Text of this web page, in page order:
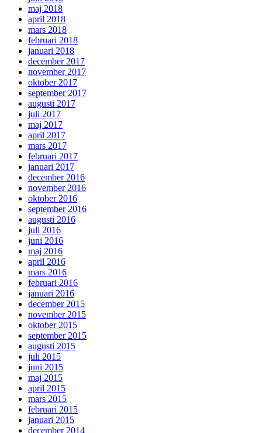
maj 2018
april 2018
mars 2018
februari 2018
januari 2018
december 2017
november 2017
oktober 2017
september 2017
augusti 2017
juli 2017
maj 2017
april 2017
mars 2017
februari 2017
januari 2017
december 2016
november 2016
oktober 2016
september 2016
augusti 2016
juli 2016
juni 2016
maj 2016
april 2016
mars 2016
februari 2016
januari 2016
december 2015
november 2015
oktober 2015
september 2015
augusti 2015
juli 2015
juni 2015
maj 2015
april 2015
mars 2015
februari 2015
januari 2015
december 2014